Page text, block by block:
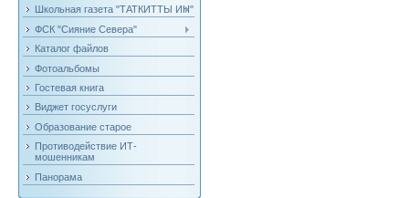
Школьная газета "ТАТКИТТЫ ИН"
ФСК "Сияние Севера"
Каталог файлов
Фотоальбомы
Гостевая книга
Виджет госуслуги
Образование старое
Противодействие ИТ-
мошенникам
Панорама